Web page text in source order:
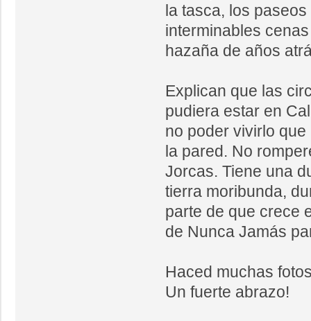
la tasca, los
interminables
hazaña de años
Explican que las
pudiera estar en
no poder vivirlo
la pared. No
Jorcas. Tiene una
tierra moribunda,
parte de que crece
de Nunca Jamás
Haced muchas
Un fuerte abrazo!